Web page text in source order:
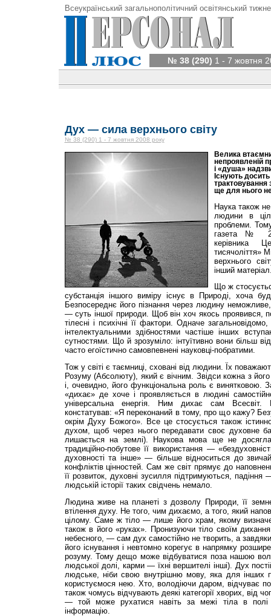
Всеукраїнський загальнополітичний освітянський
№ 38 (290) 1 - 7 жовтня
Дух — сила верхнього світу
№ 38 (290) 1 - 7 жовтня 2008 року
Велика
непроявленій
і «душа»
Існують досить
трактовування
ще для нього
Наука також
людини в
проблеми.
газета №
керівника
тисячоліття»
верхнього
інший
Що ж
субстанція іншого виміру існує в Природі, хоча
Безпосереднє його пізнання через людину
— суть іншої природи. Щоб він хоч якось проявився,
тілесні і психічні її фактори. Одначе
інтелектуальними здібностями частіше інших
сутностями. Що й зрозуміло: інтуїтивно вони більш
часто егоїстично самовпевнені науковці-побратими.
Тож у світі є таємниці, сховані від людини. Їх
Розуму (Абсолюту), який є вічним. Звідси кожна з
і, очевидно, його функціональна роль є винятковою.
«дихає» де хоче і проявляється в людині
універсальна енергія. Ним дихає сам Всесвіт.
констатував: «Я переконаний в тому, про що кажу?
окрім Духу Божого». Все це стосується також
духом, щоб через нього передавати своє духовне
лишається на землі). Наукова мова ще не
традиційно-побутове її використання —
духовності та інше» — більше відноситься до
конфліктів цінностей. Сам же світ прямує до
її розвиток, духовні зусилля підтримуються,
людській історії таких свідчень немало.
Людина живе на планеті з дозволу Природи, її
втілення духу. Не того, чим дихаємо, а того, який
цілому. Саме ж тіло — лише його храм, якому
також в його «руках». Пронизуючи тіло своїм
небесного, — сам дух самостійно не творить, а завдяки
його існування і невтомно корегує в напрямку
розуму. Тому дещо може відбуватися поза нашою
людської долі, карми — їхні вершителі інші). Дух
людське, ніби свою внутрішню мову, яка для інших
користуємося нею. Хто, володіючи даром, відчуває
також чомусь відчувають деякі категорії хворих, від
— той може рухатися навіть за межі тіла в полі
інформацію.